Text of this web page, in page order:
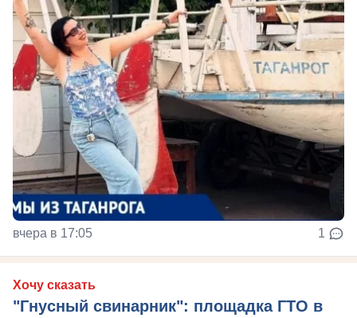
вчера в 17:05 1
Хочу сказать
"Гнусный свинарник": площадка ГТО в